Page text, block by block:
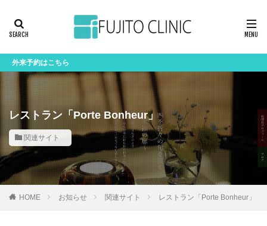
約はこちら
レストラン「Porte Bonheur」
関連サイト
HOME お知らせ 関連サイト レストラン「Porte Bonheur」